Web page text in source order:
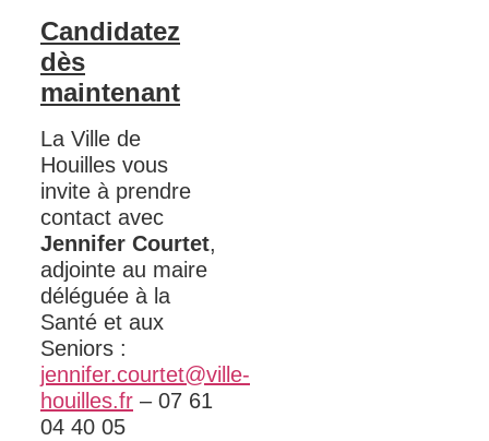
Candidatez
dès
maintenant
La Ville de
Houilles vous
invite à prendre
contact avec
Jennifer Courtet,
adjointe au maire
déléguée à la
Santé et aux
Seniors :
jennifer.courtet@ville-
houilles.fr – 07 61
04 40 05